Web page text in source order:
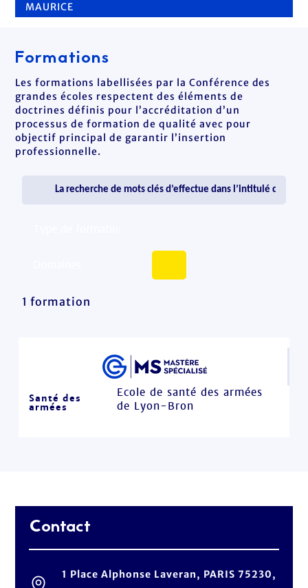
MAURICE
Formations
Les formations labellisées par la Conférence des
grandes écoles respectent des éléments de
doctrines définis pour l’accréditation d’un
processus de formation de qualité avec pour
objectif principal de garantir l’insertion
professionnelle.
1 formation
Santé des
armées
Ecole de santé des armées
de Lyon-Bron
Contact
1 Place Alphonse Laveran, PARIS 75230,